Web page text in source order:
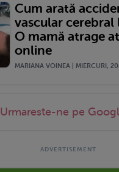
Cum arată
vascular cerebral
O mamă atrage
online
MARIANA VOINEA | MIERCURI,
Urmareste-ne pe